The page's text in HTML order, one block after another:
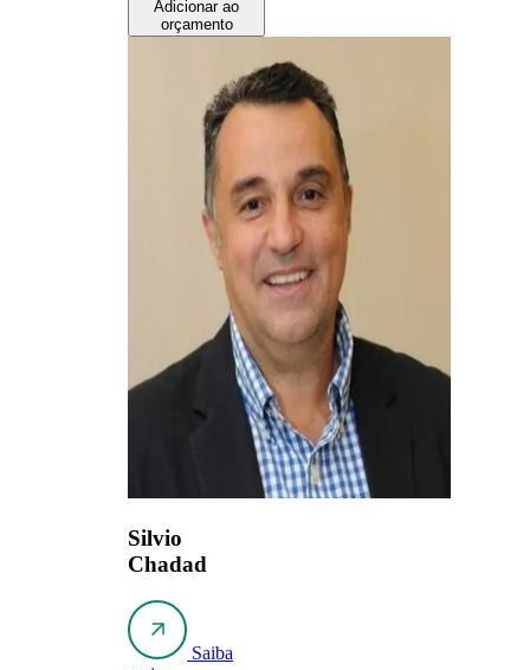
Adicionar ao
orçamento
Silvio
Chadad
Saiba